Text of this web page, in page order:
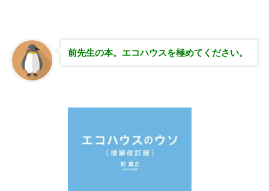
前先生の本。エコハウスを極めてください。